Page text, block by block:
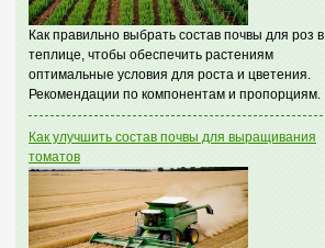
Как правильно выбрать состав почвы для роз в
теплице, чтобы обеспечить растениям
оптимальные условия для роста и цветения.
Рекомендации по компонентам и пропорциям.
Как улучшить состав почвы для выращивания
томатов